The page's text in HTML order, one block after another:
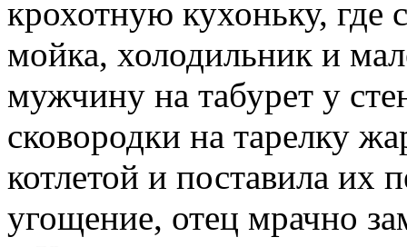
крохотную кухоньку, где
мойка, холодильник и
мужчину на табурет у
сковородки на тарелку
котлетой и поставила их
угощение, отец мрачно